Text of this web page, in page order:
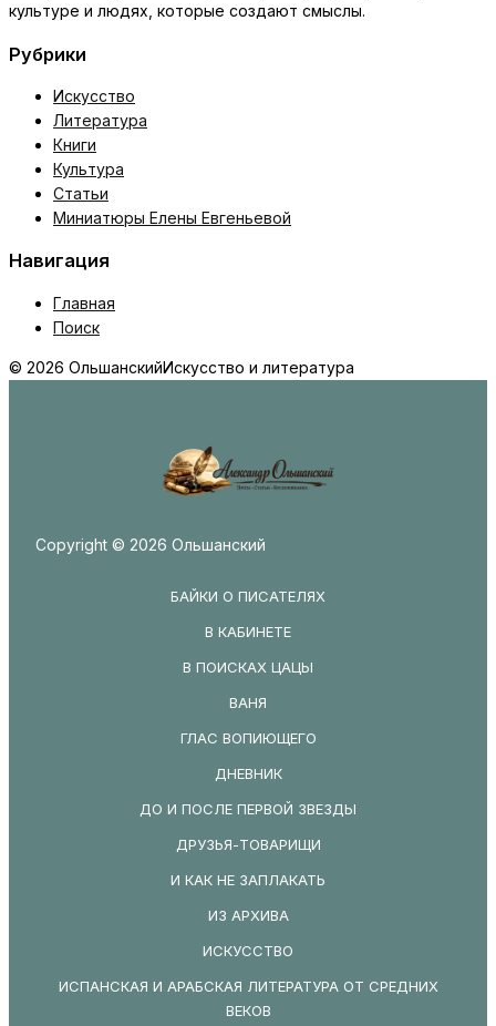
культуре и людях, которые создают смыслы.
Рубрики
Искусство
Литература
Книги
Культура
Статьи
Миниатюры Елены Евгеньевой
Навигация
Главная
Поиск
© 2026 ОльшанскийИскусство и литература
Copyright © 2026 Ольшанский
БАЙКИ О ПИСАТЕЛЯХ
В КАБИНЕТЕ
В ПОИСКАХ ЦАЦЫ
ВАНЯ
ГЛАС ВОПИЮЩЕГО
ДНЕВНИК
ДО И ПОСЛЕ ПЕРВОЙ ЗВЕЗДЫ
ДРУЗЬЯ-ТОВАРИЩИ
И КАК НЕ ЗАПЛАКАТЬ
ИЗ АРХИВА
ИСКУССТВО
ИСПАНСКАЯ И АРАБСКАЯ ЛИТЕРАТУРА ОТ СРЕДНИХ
ВЕКОВ